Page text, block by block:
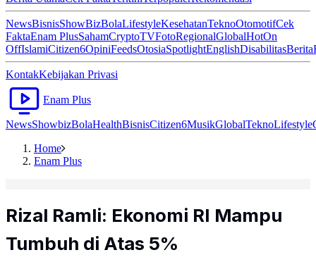
NewsBisnisShowBizBolaLifestyleKesehatanTeknoOtomotifCek
FaktaEnam PlusSahamCryptoTVFotoRegionalGlobalHotOn
OffIslamiCitizen6OpiniFeedsOtosiaSpotlightEnglishDisabilitasBerita
KontakKebijakan Privasi
Enam Plus
NewsShowbizBolaHealthBisnisCitizen6MusikGlobalTeknoLifestyle
Home
Enam Plus
Rizal Ramli: Ekonomi RI Mampu
Tumbuh di Atas 5%